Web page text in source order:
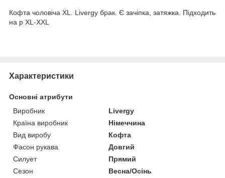
Кофта чоловіча XL. Livergy брак. Є зачіпка, затяжка. Підходить
на р XL-XXL
Характеристики
Основні атрибути
Виробник
Livergy
Країна виробник
Німеччина
Вид виробу
Кофта
Фасон рукава
Довгий
Силует
Прямий
Сезон
Весна/Осінь